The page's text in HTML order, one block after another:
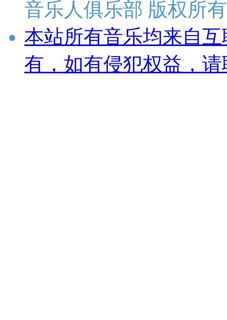
音乐人俱乐部 版权所有
本站所有音乐均来自
有，如有侵犯权益，